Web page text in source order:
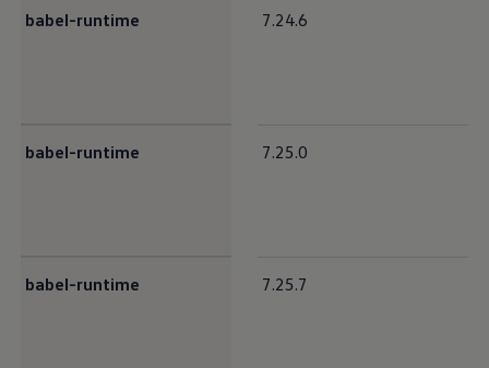
babel-runtime 7.24.6
babel-runtime 7.25.0
babel-runtime 7.25.7